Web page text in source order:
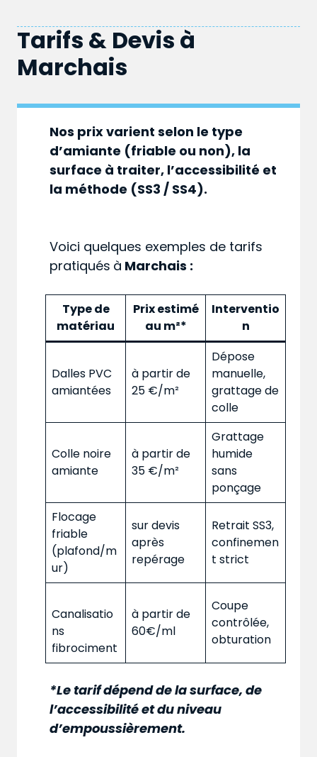
Tarifs & Devis à
Marchais
Nos prix varient selon le type
d’amiante (friable ou non), la
surface à traiter, l’accessibilité et
la méthode (SS3 / SS4).
Voici quelques exemples de tarifs
pratiqués à Marchais :
Type de
matériau
Prix estimé
au m²*
Interventio
n
Dalles PVC
amiantées
à partir de
25 €/m²
Dépose
manuelle,
grattage de
colle
Colle noire
amiante
à partir de
35 €/m²
Grattage
humide
sans
ponçage
Flocage
friable
(plafond/m
ur)
sur devis
après
repérage
Retrait SS3,
confinemen
t strict
Canalisatio
ns
fibrociment
à partir de
60€/ml
Coupe
contrôlée,
obturation
*Le tarif dépend de la surface, de
l’accessibilité et du niveau
d’empoussièrement.